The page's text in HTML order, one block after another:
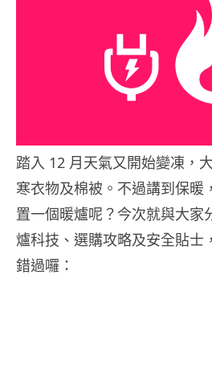
踏入 12 月天氣又開始變凍，
寒衣物及棉被。不過講到保暖
置一個暖爐呢？今次就與大家
爐科技、選購攻略及安全貼士
錯過囉：